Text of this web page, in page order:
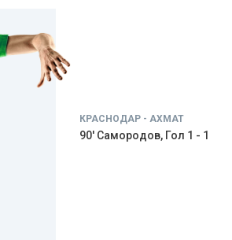
КРАСНОДАР - АХМАТ
90' Самородов, Гол 1 - 1